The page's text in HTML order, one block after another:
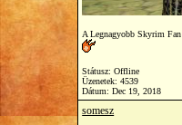
A Legnagyobb Skyrim Fan
Státusz: Offline
Üzenetek: 4539
Dátum:Dec 19, 2018
somesz